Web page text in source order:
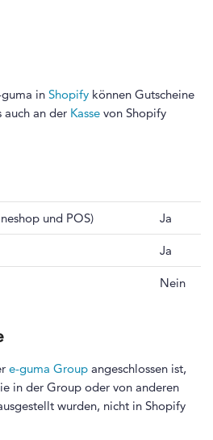
in Shopify können Gutscheine
auch an der Kasse von Shopify
und POS) Ja
Ja
Nein
e-guma Group angeschlossen ist,
in der Group oder von anderen
wurden, nicht in Shopify